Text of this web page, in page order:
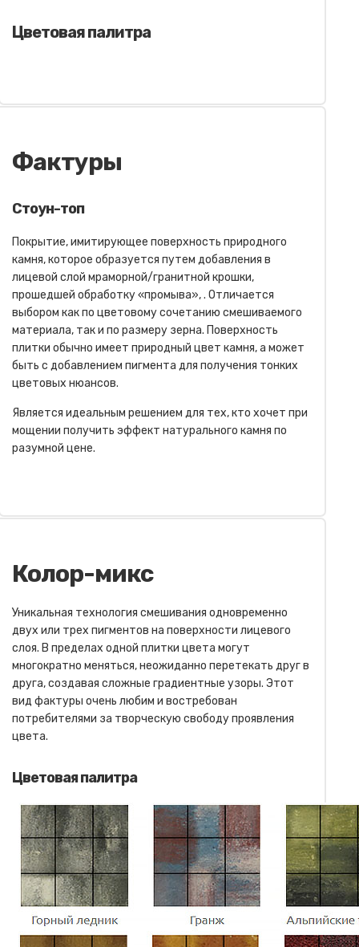
Цветовая палитра
Фактуры
Стоун-топ
Покрытие, имитирующее поверхность природного
камня, которое образуется путем добавления в
лицевой слой мраморной/гранитной крошки,
прошедшей обработку «промыва», . Отличается
выбором как по цветовому сочетанию смешиваемого
материала, так и по размеру зерна. Поверхность
плитки обычно имеет природный цвет камня, а может
быть с добавлением пигмента для получения тонких
цветовых нюансов.
Является идеальным решением для тех, кто хочет при
мощении получить эффект натурального камня по
разумной цене.
Колор-микс
Уникальная технология смешивания одновременно
двух или трех пигментов на поверхности лицевого
слоя. В пределах одной плитки цвета могут
многократно меняться, неожиданно перетекать друг в
друга, создавая сложные градиентные узоры. Этот
вид фактуры очень любим и востребован
потребителями за творческую свободу проявления
цвета.
Цветовая палитра